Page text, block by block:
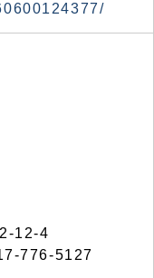
12-4
776-5127